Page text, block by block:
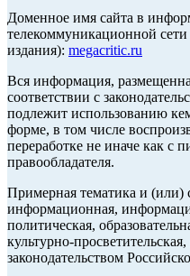
Доменное имя сайта в
телекоммуникационной
издания): megacritic.ru
Вся информация,
соответствии с
подлежит использованию
форме, в том числе
переработке не иначе как с
правообладателя.
Примерная тематика и (или)
информационная,
политическая,
культурно-
законодательством